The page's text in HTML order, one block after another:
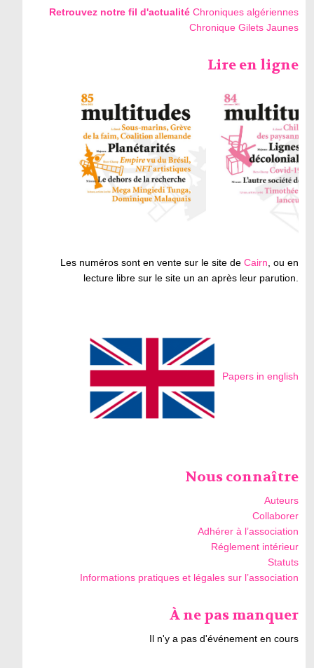
Retrouvez notre fil d'actualité Chroniques algériennes
Chronique Gilets Jaunes
Lire en ligne
Les numéros sont en vente sur le site deCairn, ou en
lecture libre sur le site un an après leur parution.
Papers in english
Nous connaître
Auteurs
Collaborer
Adhérer à l’association
Réglement intérieur
Statuts
Informations pratiques et légales sur l’association
À ne pas manquer
Il n'y a pas d'événement en cours